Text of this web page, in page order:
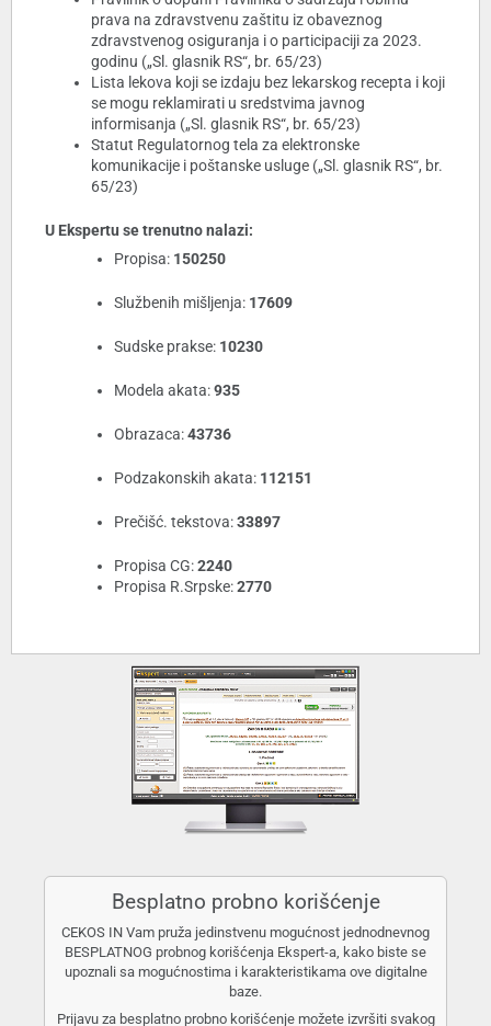
prava na zdravstvenu zaštitu iz obaveznog
zdravstvenog osiguranja i o participaciji za 2023.
godinu („Sl. glasnik RS“, br. 65/23)
Lista lekova koji se izdaju bez lekarskog recepta i koji
se mogu reklamirati u sredstvima javnog
informisanja („Sl. glasnik RS“, br. 65/23)
Statut Regulatornog tela za elektronske
komunikacije i poštanske usluge („Sl. glasnik RS“, br.
65/23)
U Ekspertu se trenutno nalazi:
Propisa: 150250
Službenih mišljenja: 17609
Sudske prakse: 10230
Modela akata:935
Obrazaca:43736
Podzakonskih akata: 112151
Prečišć. tekstova:33897
Propisa CG:2240
Propisa R.Srpske:2770
Besplatno probno korišćenje
CEKOS IN Vam pruža jedinstvenu mogućnost jednodnevnog
BESPLATNOG probnog korišćenja Ekspert-a, kako biste se
upoznali sa mogućnostima i karakteristikama ove digitalne
baze.
Prijavu za besplatno probno korišćenje možete izvršiti svakog